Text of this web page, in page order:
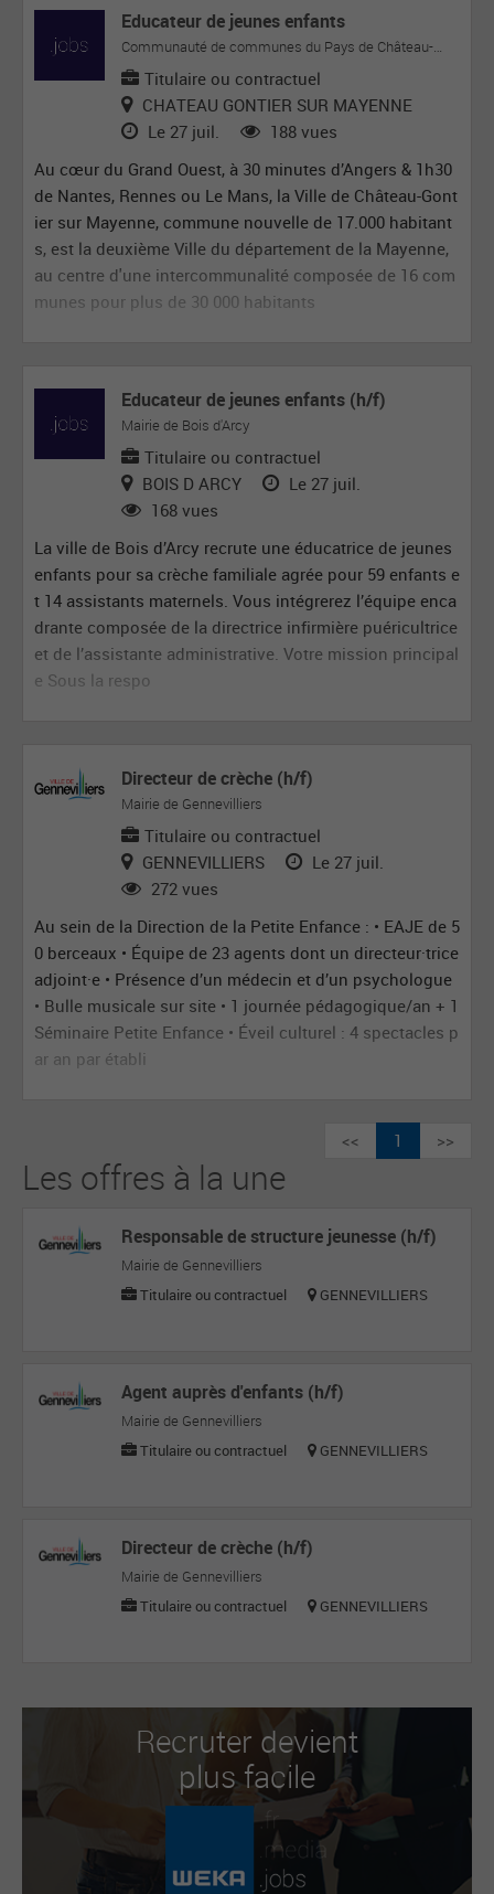
Educateur de jeunes enfants
Communauté de communes du Pays de Château-Gontier
Titulaire ou contractuel
CHATEAU GONTIER SUR MAYENNE
Le 27 juil.
188 vues
Au cœur du Grand Ouest, à 30 minutes d’Angers & 1h30
de Nantes, Rennes ou Le Mans, la Ville de Château-Gont
ier sur Mayenne, commune nouvelle de 17.000 habitant
s, est la deuxième Ville du département de la Mayenne,
au centre d'une intercommunalité composée de 16 com
munes pour plus de 30 000 habitants
Educateur de jeunes enfants (h/f)
Mairie de Bois d'Arcy
Titulaire ou contractuel
BOIS D ARCY
Le 27 juil.
168 vues
La ville de Bois d’Arcy recrute une éducatrice de jeunes
enfants pour sa crèche familiale agrée pour 59 enfants e
t 14 assistants maternels. Vous intégrerez l’équipe enca
drante composée de la directrice infirmière puéricultrice
et de l’assistante administrative. Votre mission principal
e Sous la respo
Directeur de crèche (h/f)
Mairie de Gennevilliers
Titulaire ou contractuel
GENNEVILLIERS
Le 27 juil.
272 vues
Au sein de la Direction de la Petite Enfance : • EAJE de 5
0 berceaux • Équipe de 23 agents dont un directeur·trice
adjoint·e • Présence d’un médecin et d’un psychologue
• Bulle musicale sur site • 1 journée pédagogique/an + 1
Séminaire Petite Enfance • Éveil culturel : 4 spectacles p
ar an par établi
<< 1 >>
Les offres à la une
Responsable de structure jeunesse (h/f)
Mairie de Gennevilliers
Titulaire ou contractuel
GENNEVILLIERS
Agent auprès d'enfants (h/f)
Mairie de Gennevilliers
Titulaire ou contractuel
GENNEVILLIERS
Directeur de crèche (h/f)
Mairie de Gennevilliers
Titulaire ou contractuel
GENNEVILLIERS
Recruter devient
plus facile